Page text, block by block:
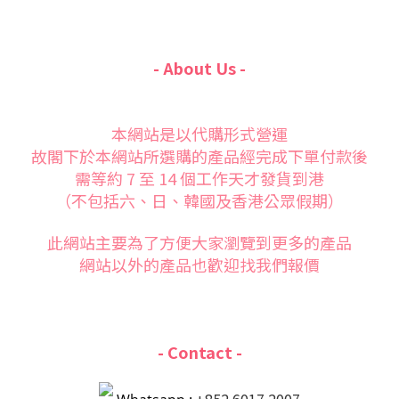
- About Us -
本網站是以代購形式營運
故閣下於本網站所選購的產品經完成下單付款後
需等約 7 至 14 個工作天才發貨到港
（不包括六、日、韓國及香港公眾假期）
此網站主要為了方便大家瀏覽到更多的產品
網站以外的產品也歡迎找我們報價
- Contact -